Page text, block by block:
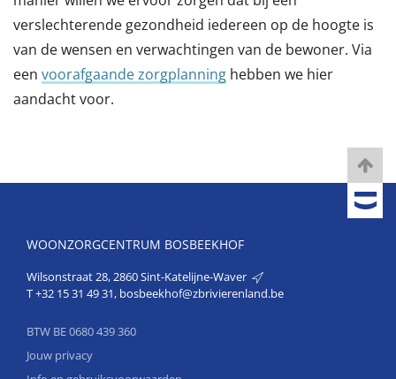
verslechterende gezondheid iedereen op de hoogte is
van de wensen en verwachtingen van de bewoner. Via
een voorafgaande zorgplanning hebben we hier
aandacht voor.
WOONZORGCENTRUM BOSBEEKHOF
Wilsonstraat 28, 2860 Sint-Katelijne-Waver
T+32 15 31 49 31, bosbeekhof@zbrivierenland.be
BTW BE 0680 439 360
Jouw privacy